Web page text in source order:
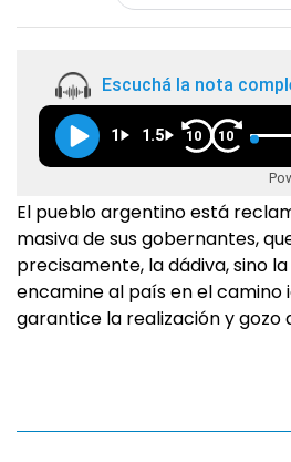
Escuchá la nota
1 1.5 10 10
El pueblo argentino está
masiva de sus gobernantes,
precisamente, la dádiva, sino
encamine al país en el camino
garantice la realización y gozo